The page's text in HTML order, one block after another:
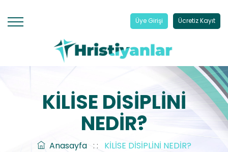
Üye Girişi Ücretiz Kayıt
KİLİSE DİSİPLİNİ
NEDİR?
Anasayfa : : KİLİSE DİSİPLİNİ NEDİR?